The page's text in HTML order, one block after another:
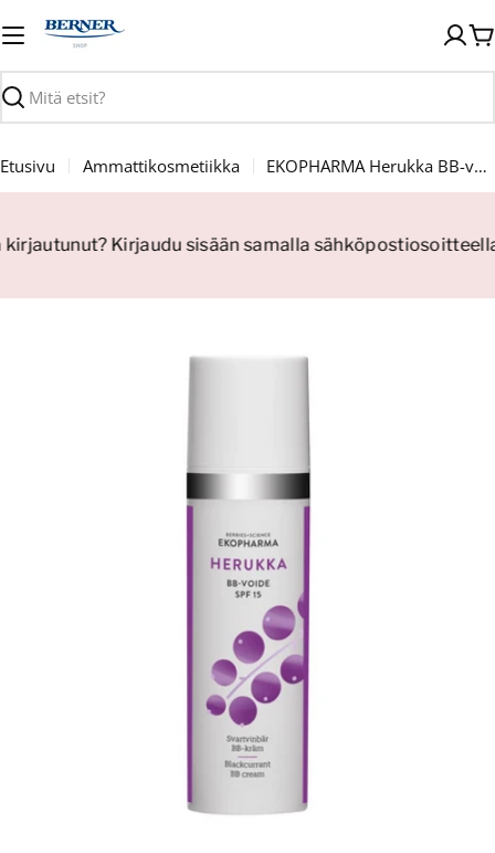
sisältöön
Haku
Etusivu Ammattikosmetiikka EKOPHARMA Herukka BB-voide SPF15 30ml
Kirjaudu sisään samalla